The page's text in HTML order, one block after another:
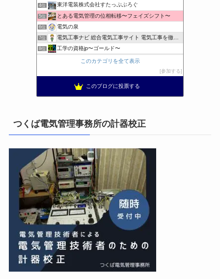
4位 東洋電装株式会社すたっぷぶろぐ
5位 とある電気管理の位相転移〜フェイズシフト〜
6位 電気の泉
7位 電気工事ナビ 総合電気工事サイト 電気工事を徹底解説
8位 工学の資格jp〜ゴールド〜
日置空調 | エアコン取付 鹿児島 | 鹿児島のエアコン工事
太陽光発電で、第二の年金.JP茨城県鹿嶋市赤嶺電研企画ブログ
15位 ★電験三種に合格させてあげる|理論攻略講座
このカテゴリを全て表示
参加する
このブログに投票する
つくば電気管理事務所の計器校正